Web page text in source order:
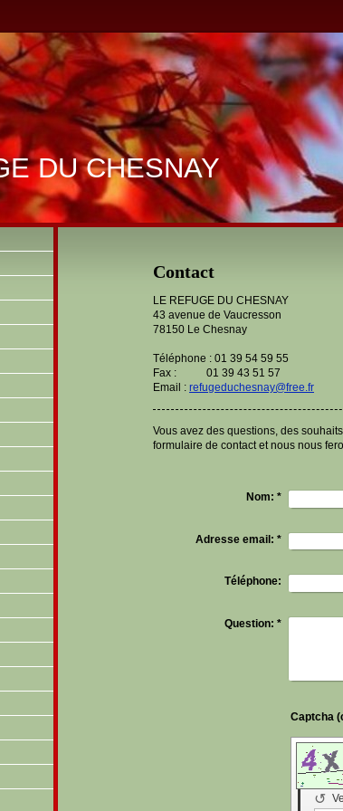
DU CHESNAY
Contact
LE REFUGE DU CHESNAY
43 avenue de Vaucresson
78150 Le Chesnay
Téléphone : 01 39 54 59 55
Fax : 01 39 43 51 57
Email : refugeduchesnay@free.fr
Vous avez des questions, des
formulaire de contact et nous nous
Nom: *
Adresse email: *
Téléphone:
Question: *
↺